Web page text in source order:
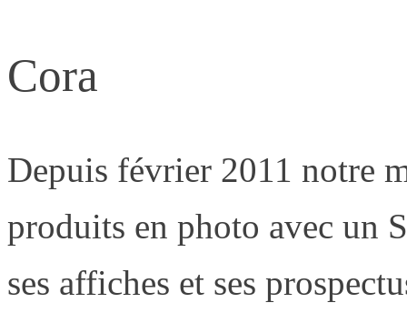
Cora
Depuis février 2011 notre
produits en photo avec un
ses affiches et ses